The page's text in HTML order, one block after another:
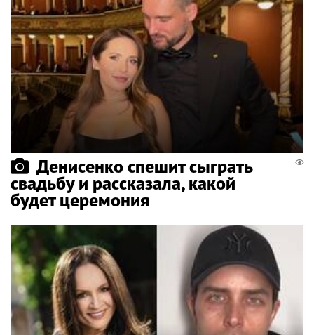
Денисенко спешит сыграть
свадьбу и рассказала, какой
будет церемония